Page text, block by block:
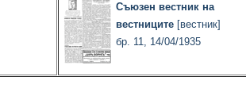
Съюзен вестник на
вестниците [вестник]
бр. 11, 14/04/1935